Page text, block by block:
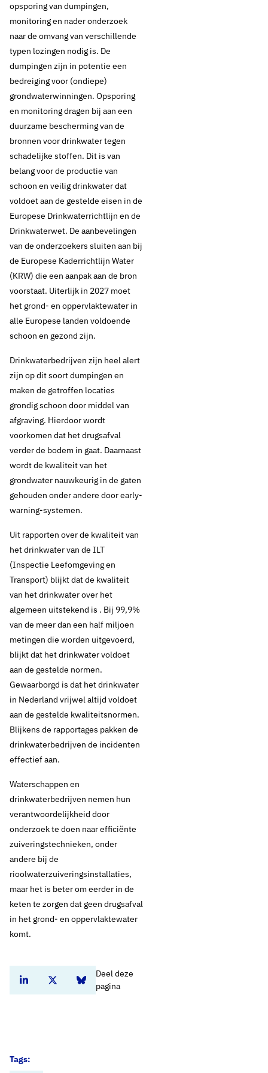
​​Onderzoek: dumping
synthetisch
drugsafval
toenemend probleem
29 september 2016 Nieuws
Thema's:
Drinkwaterbronnen
Drinkwaterbronnen en opkomende stoffen
opsporing van dumpingen,
monitoring en nader onderzoek
naar de omvang van verschillende
typen lozingen nodig is. De
dumpingen zijn in potentie een
bedreiging voor (ondiepe)
grondwaterwinningen. Opsporing
en monitoring dragen bij aan een
duurzame bescherming van de
bronnen voor drinkwater tegen
schadelijke stoffen. Dit is van
belang voor de productie van
schoon en veilig drinkwater dat
voldoet aan de gestelde eisen in de
Europese Drinkwaterrichtlijn en de
Drinkwaterwet. De aanbevelingen
van de onderzoekers sluiten aan bij
de Europese Kaderrichtlijn Water
(KRW) die een aanpak aan de bron
voorstaat. Uiterlijk in 2027 moet
het grond- en oppervlaktewater in
alle Europese landen voldoende
schoon en gezond zijn.
Drinkwaterbedrijven zijn heel alert
zijn op dit soort dumpingen en
maken de getroffen locaties
grondig schoon door middel van
afgraving. Hierdoor wordt
voorkomen dat het drugsafval
verder de bodem in gaat. Daarnaast
wordt de kwaliteit van het
grondwater nauwkeurig in de gaten
gehouden onder andere door early-
warning-systemen.
Uit rapporten over de kwaliteit van
het drinkwater van de ILT
(Inspectie Leefomgeving en
Transport) blijkt dat de kwaliteit
van het drinkwater over het
algemeen uitstekend is . Bij 99,9%
van de meer dan een half miljoen
metingen die worden uitgevoerd,
blijkt dat het drinkwater voldoet
aan de gestelde normen.
Gewaarborgd is dat het drinkwater
in Nederland vrijwel altijd voldoet
aan de gestelde kwaliteitsnormen.
Blijkens de rapportages pakken de
drinkwaterbedrijven de incidenten
effectief aan.
Waterschappen en
drinkwaterbedrijven nemen hun
verantwoordelijkheid door
onderzoek te doen naar efficiënte
zuiveringstechnieken, onder
andere bij de
rioolwaterzuiveringsinstallaties,
maar het is beter om eerder in de
keten te zorgen dat geen drugsafval
in het grond- en oppervlaktewater
komt.
Deel deze
pagina
Deel dit artikel op Linkedin
Deel dit artikel op Twitter
Deel dit artikel op Bluesky
Tags: